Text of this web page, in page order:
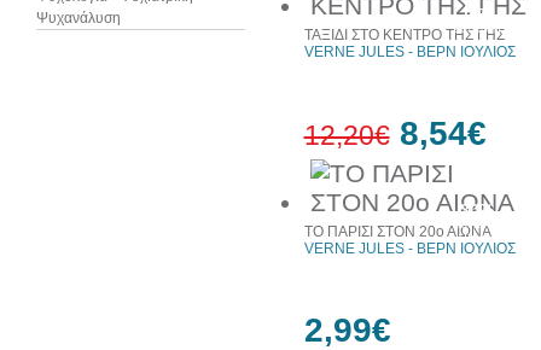
Ψυχανάλυση
10%
έκπτωση
30%
έκπτωση
web
ΤΑΞΙΔΙ ΣΤΟ ΚΕΝΤΡΟ ΤΗΣ ΓΗΣ
VERNE JULES - ΒΕΡΝ ΙΟΥΛΙΟΣ
12,20€ 8,54€
ΤΟ ΠΑΡΙΣΙ ΣΤΟΝ 20ο ΑΙΩΝΑ
VERNE JULES - ΒΕΡΝ ΙΟΥΛΙΟΣ
2,99€